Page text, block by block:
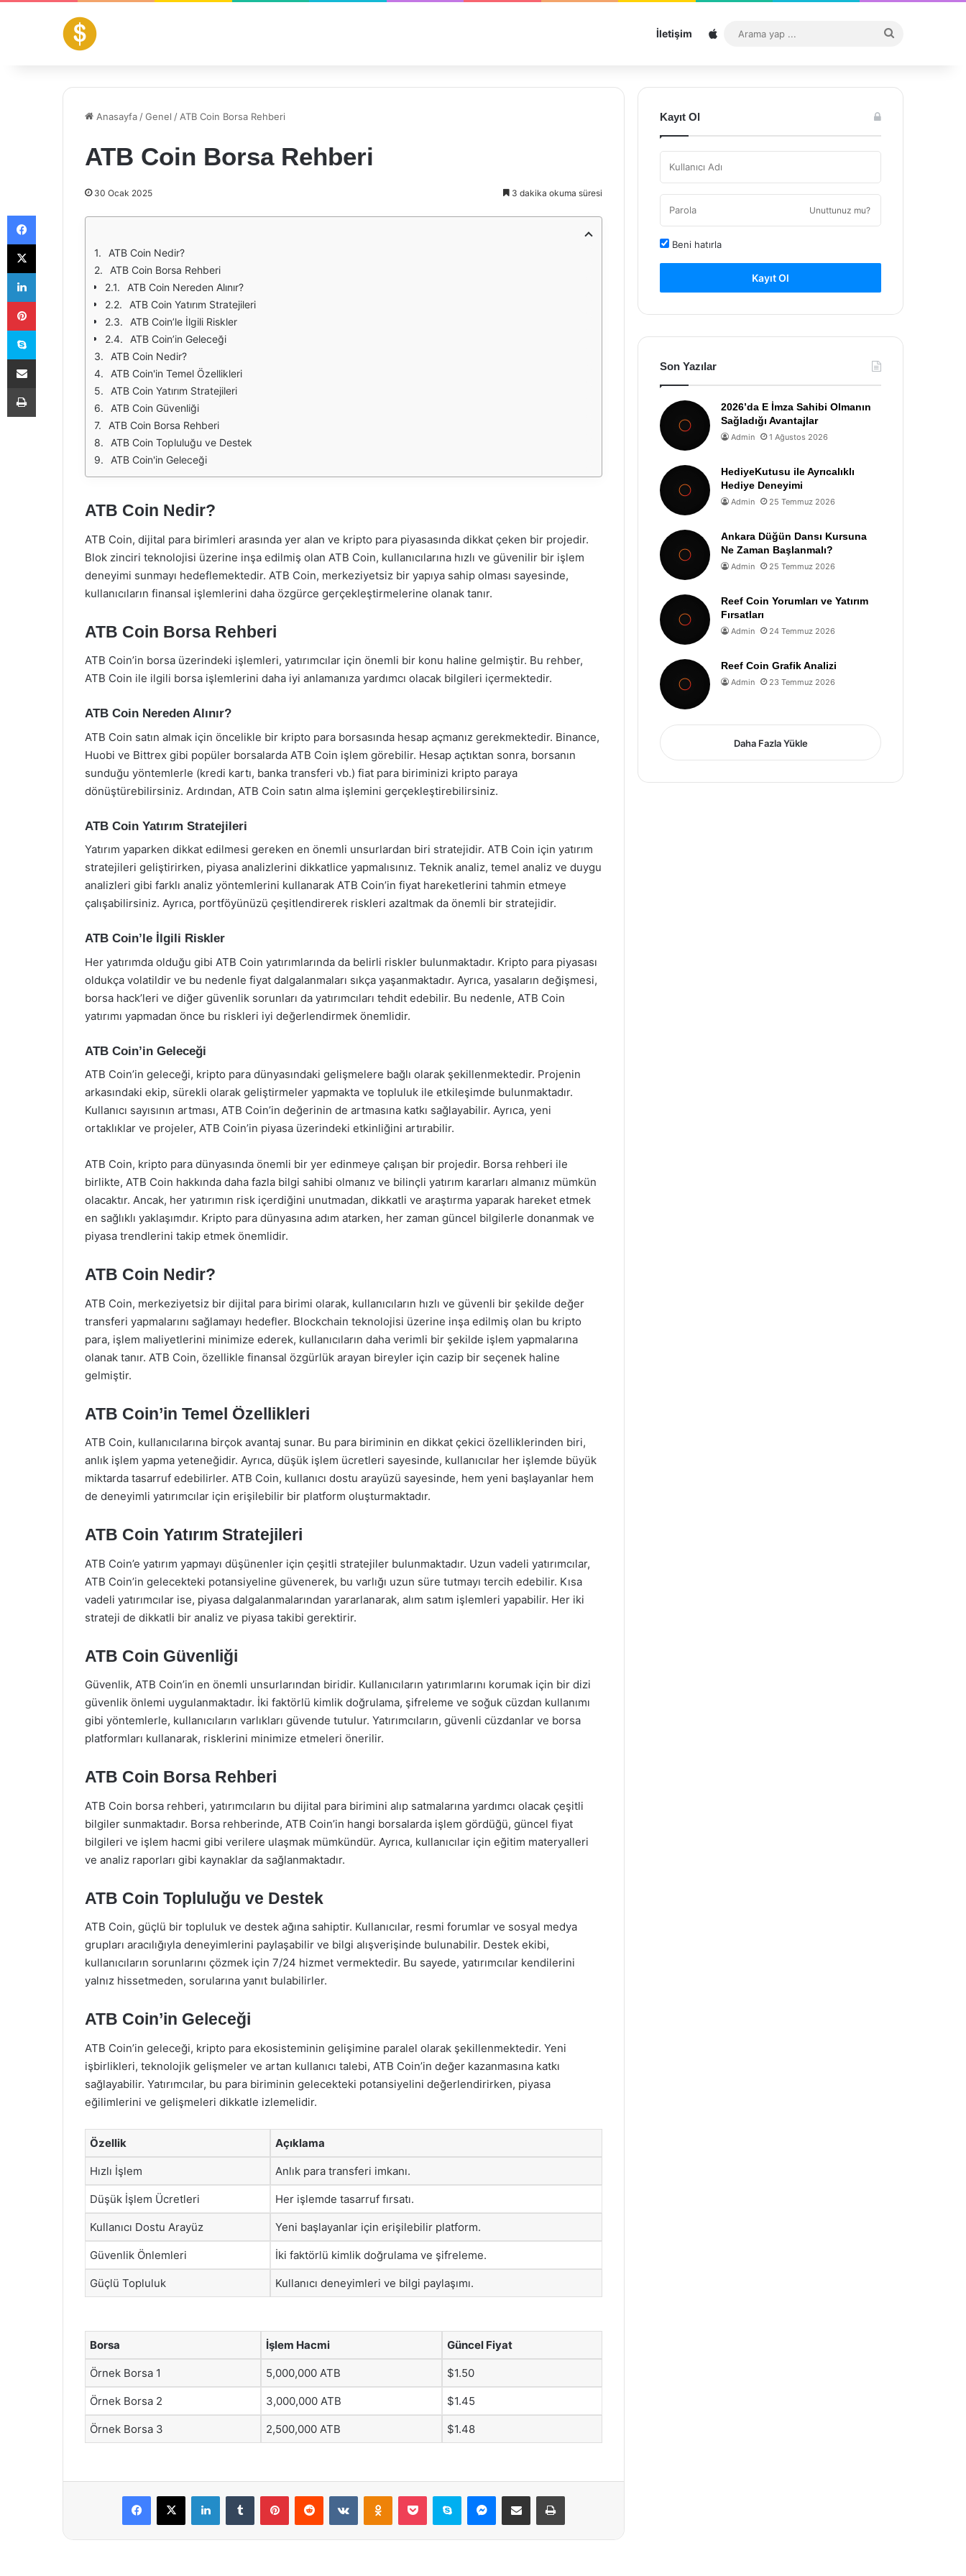
İletişim Sitemap
...
Anasayfa /Genel / ATB Coin Borsa Rehberi
ATB Coin Borsa Rehberi
30 Ocak 2025 3 dakika okuma süresi
ATB Coin Nedir?
ATB Coin Borsa Rehberi
ATB Coin Nereden Alınır?
ATB Coin Yatırım Stratejileri
ATB Coin’le İlgili Riskler
ATB Coin’in Geleceği
ATB Coin Nedir?
ATB Coin'in Temel Özellikleri
ATB Coin Yatırım Stratejileri
ATB Coin Güvenliği
ATB Coin Borsa Rehberi
ATB Coin Topluluğu ve Destek
ATB Coin'in Geleceği
ATB Coin Nedir?
ATB Coin, dijital para birimleri arasında yer alan ve kripto para piyasasında dikkat çeken bir projedir.
Blok zinciri teknolojisi üzerine inşa edilmiş olan ATB Coin, kullanıcılarına hızlı ve güvenilir bir işlem
deneyimi sunmayı hedeflemektedir. ATB Coin, merkeziyetsiz bir yapıya sahip olması sayesinde,
kullanıcıların finansal işlemlerini daha özgürce gerçekleştirmelerine olanak tanır.
ATB Coin Borsa Rehberi
ATB Coin’in borsa üzerindeki işlemleri, yatırımcılar için önemli bir konu haline gelmiştir. Bu rehber,
ATB Coin ile ilgili borsa işlemlerini daha iyi anlamanıza yardımcı olacak bilgileri içermektedir.
ATB Coin Nereden Alınır?
ATB Coin satın almak için öncelikle bir kripto para borsasında hesap açmanız gerekmektedir. Binance,
Huobi ve Bittrex gibi popüler borsalarda ATB Coin işlem görebilir. Hesap açtıktan sonra, borsanın
sunduğu yöntemlerle (kredi kartı, banka transferi vb.) fiat para biriminizi kripto paraya
dönüştürebilirsiniz. Ardından, ATB Coin satın alma işlemini gerçekleştirebilirsiniz.
ATB Coin Yatırım Stratejileri
Yatırım yaparken dikkat edilmesi gereken en önemli unsurlardan biri stratejidir. ATB Coin için yatırım
stratejileri geliştirirken, piyasa analizlerini dikkatlice yapmalısınız. Teknik analiz, temel analiz ve duygu
analizleri gibi farklı analiz yöntemlerini kullanarak ATB Coin’in fiyat hareketlerini tahmin etmeye
çalışabilirsiniz. Ayrıca, portföyünüzü çeşitlendirerek riskleri azaltmak da önemli bir stratejidir.
ATB Coin’le İlgili Riskler
Her yatırımda olduğu gibi ATB Coin yatırımlarında da belirli riskler bulunmaktadır. Kripto para piyasası
oldukça volatildir ve bu nedenle fiyat dalgalanmaları sıkça yaşanmaktadır. Ayrıca, yasaların değişmesi,
borsa hack’leri ve diğer güvenlik sorunları da yatırımcıları tehdit edebilir. Bu nedenle, ATB Coin
yatırımı yapmadan önce bu riskleri iyi değerlendirmek önemlidir.
ATB Coin’in Geleceği
ATB Coin’in geleceği, kripto para dünyasındaki gelişmelere bağlı olarak şekillenmektedir. Projenin
arkasındaki ekip, sürekli olarak geliştirmeler yapmakta ve topluluk ile etkileşimde bulunmaktadır.
Kullanıcı sayısının artması, ATB Coin’in değerinin de artmasına katkı sağlayabilir. Ayrıca, yeni
ortaklıklar ve projeler, ATB Coin’in piyasa üzerindeki etkinliğini artırabilir.
ATB Coin, kripto para dünyasında önemli bir yer edinmeye çalışan bir projedir. Borsa rehberi ile
birlikte, ATB Coin hakkında daha fazla bilgi sahibi olmanız ve bilinçli yatırım kararları almanız mümkün
olacaktır. Ancak, her yatırımın risk içerdiğini unutmadan, dikkatli ve araştırma yaparak hareket etmek
en sağlıklı yaklaşımdır. Kripto para dünyasına adım atarken, her zaman güncel bilgilerle donanmak ve
piyasa trendlerini takip etmek önemlidir.
ATB Coin Nedir?
ATB Coin, merkeziyetsiz bir dijital para birimi olarak, kullanıcıların hızlı ve güvenli bir şekilde değer
transferi yapmalarını sağlamayı hedefler. Blockchain teknolojisi üzerine inşa edilmiş olan bu kripto
para, işlem maliyetlerini minimize ederek, kullanıcıların daha verimli bir şekilde işlem yapmalarına
olanak tanır. ATB Coin, özellikle finansal özgürlük arayan bireyler için cazip bir seçenek haline
gelmiştir.
ATB Coin’in Temel Özellikleri
ATB Coin, kullanıcılarına birçok avantaj sunar. Bu para biriminin en dikkat çekici özelliklerinden biri,
anlık işlem yapma yeteneğidir. Ayrıca, düşük işlem ücretleri sayesinde, kullanıcılar her işlemde büyük
miktarda tasarruf edebilirler. ATB Coin, kullanıcı dostu arayüzü sayesinde, hem yeni başlayanlar hem
de deneyimli yatırımcılar için erişilebilir bir platform oluşturmaktadır.
ATB Coin Yatırım Stratejileri
ATB Coin’e yatırım yapmayı düşünenler için çeşitli stratejiler bulunmaktadır. Uzun vadeli yatırımcılar,
ATB Coin’in gelecekteki potansiyeline güvenerek, bu varlığı uzun süre tutmayı tercih edebilir. Kısa
vadeli yatırımcılar ise, piyasa dalgalanmalarından yararlanarak, alım satım işlemleri yapabilir. Her iki
strateji de dikkatli bir analiz ve piyasa takibi gerektirir.
ATB Coin Güvenliği
Güvenlik, ATB Coin’in en önemli unsurlarından biridir. Kullanıcıların yatırımlarını korumak için bir dizi
güvenlik önlemi uygulanmaktadır. İki faktörlü kimlik doğrulama, şifreleme ve soğuk cüzdan kullanımı
gibi yöntemlerle, kullanıcıların varlıkları güvende tutulur. Yatırımcıların, güvenli cüzdanlar ve borsa
platformları kullanarak, risklerini minimize etmeleri önerilir.
ATB Coin Borsa Rehberi
ATB Coin borsa rehberi, yatırımcıların bu dijital para birimini alıp satmalarına yardımcı olacak çeşitli
bilgiler sunmaktadır. Borsa rehberinde, ATB Coin’in hangi borsalarda işlem gördüğü, güncel fiyat
bilgileri ve işlem hacmi gibi verilere ulaşmak mümkündür. Ayrıca, kullanıcılar için eğitim materyalleri
ve analiz raporları gibi kaynaklar da sağlanmaktadır.
ATB Coin Topluluğu ve Destek
ATB Coin, güçlü bir topluluk ve destek ağına sahiptir. Kullanıcılar, resmi forumlar ve sosyal medya
grupları aracılığıyla deneyimlerini paylaşabilir ve bilgi alışverişinde bulunabilir. Destek ekibi,
kullanıcıların sorunlarını çözmek için 7/24 hizmet vermektedir. Bu sayede, yatırımcılar kendilerini
yalnız hissetmeden, sorularına yanıt bulabilirler.
ATB Coin’in Geleceği
ATB Coin’in geleceği, kripto para ekosisteminin gelişimine paralel olarak şekillenmektedir. Yeni
işbirlikleri, teknolojik gelişmeler ve artan kullanıcı talebi, ATB Coin’in değer kazanmasına katkı
sağlayabilir. Yatırımcılar, bu para biriminin gelecekteki potansiyelini değerlendirirken, piyasa
eğilimlerini ve gelişmeleri dikkatle izlemelidir.
Özellik Açıklama
Hızlı İşlem Anlık para transferi imkanı.
Düşük İşlem Ücretleri Her işlemde tasarruf fırsatı.
Kullanıcı Dostu Arayüz Yeni başlayanlar için erişilebilir platform.
Güvenlik Önlemleri İki faktörlü kimlik doğrulama ve şifreleme.
Güçlü Topluluk Kullanıcı deneyimleri ve bilgi paylaşımı.
Borsa İşlem Hacmi Güncel Fiyat
Örnek Borsa 1 5,000,000 ATB $1.50
Örnek Borsa 2 3,000,000 ATB $1.45
Örnek Borsa 3 2,500,000 ATB $1.48
Facebook
X LinkedInTumblr PinterestReddit VKontakteOdnoklassniki
Pocket Skype Messenger
E-Posta ile paylaş Yazdır
Kayıt Ol
Unuttunuz mu?
Beni hatırla
Kayıt Ol
Son Yazılar
2026’da E İmza Sahibi Olmanın
Sağladığı Avantajlar
Admin 1 Ağustos 2026
HediyeKutusu ile Ayrıcalıklı
Hediye Deneyimi
Admin 25 Temmuz 2026
Ankara Düğün Dansı Kursuna
Ne Zaman Başlanmalı?
Admin 25 Temmuz 2026
Reef Coin Yorumları ve Yatırım
Fırsatları
Admin 24 Temmuz 2026
Reef Coin Grafik Analizi
Admin 23 Temmuz 2026
Daha Fazla Yükle
Facebook
X
LinkedIn
Pinterest
Skype
E-Posta ile paylaş